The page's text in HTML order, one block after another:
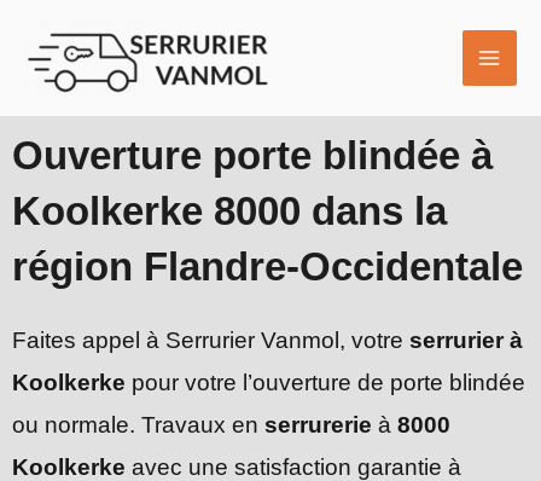
contenu
Ouverture porte blindée à
Koolkerke 8000 dans la
région Flandre-Occidentale
Faites appel à Serrurier Vanmol, votre serrurier à
Koolkerke pour votre l’ouverture de porte blindée
ou normale. Travaux en serrurerie à 8000
Koolkerke avec une satisfaction garantie à